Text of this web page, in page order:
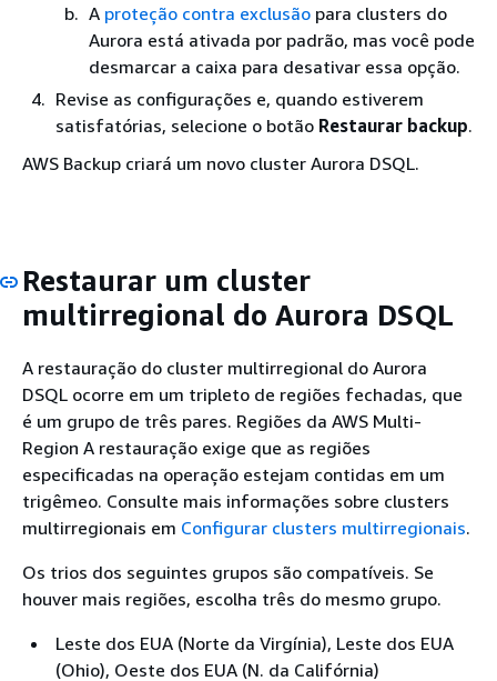
A proteção contra exclusão para clusters do
Aurora está ativada por padrão, mas você pode
desmarcar a caixa para desativar essa opção.
Revise as configurações e, quando estiverem
satisfatórias, selecione o botão Restaurar backup.
AWS Backup criará um novo cluster Aurora DSQL.
Restaurar um cluster
multirregional do Aurora DSQL
A restauração do cluster multirregional do Aurora
DSQL ocorre em um tripleto de regiões fechadas, que
é um grupo de três pares. Regiões da AWS Multi-
Region A restauração exige que as regiões
especificadas na operação estejam contidas em um
trigêmeo. Consulte mais informações sobre clusters
multirregionais em Configurar clusters multirregionais.
Os trios dos seguintes grupos são compatíveis. Se
houver mais regiões, escolha três do mesmo grupo.
Leste dos EUA (Norte da Virgínia), Leste dos EUA
(Ohio), Oeste dos EUA (N. da Califórnia)